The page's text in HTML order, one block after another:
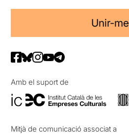
Unir-me
Amb el suport de
Mitjà de comunicació associat a